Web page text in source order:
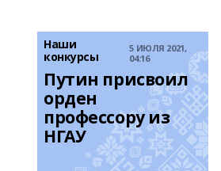
Наши
конкурсы
5 ИЮЛЯ 2021,
04:16
Путин присвоил
орден
профессору из
НГАУ